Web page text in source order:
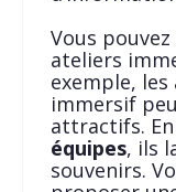
Vous
ateliers
exemple,
immersif
attractifs.
équipes, ils
souvenirs.